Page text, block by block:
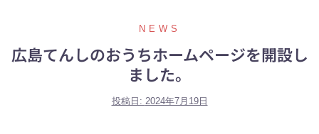
NEWS
広島てんしのおうちホームページを開設し
ました。
投稿日: 2024年7月19日